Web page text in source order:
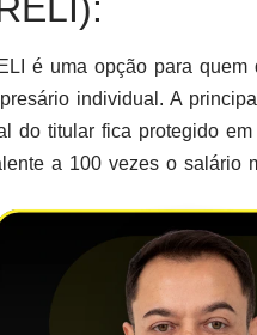
é uma opção para quem
individual. A
do titular fica protegido
a 100 vezes o salário